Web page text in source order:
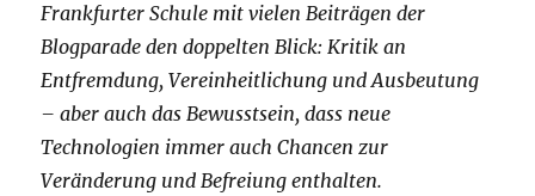
Frankfurter Schule mit vielen Beiträgen der
Blogparade den doppelten Blick: Kritik an
Entfremdung, Vereinheitlichung und Ausbeutung
– aber auch das Bewusstsein, dass neue
Technologien immer auch Chancen zur
Veränderung und Befreiung enthalten.